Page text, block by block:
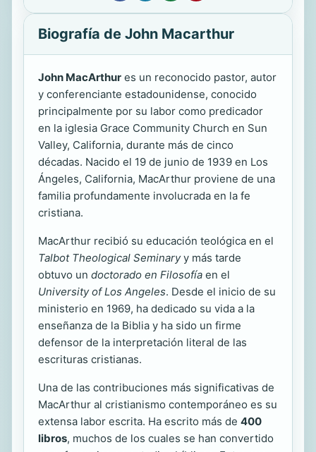
Biografía de John Macarthur
John MacArthur es un reconocido pastor, autor
y conferenciante estadounidense, conocido
principalmente por su labor como predicador
en la iglesia Grace Community Church en Sun
Valley, California, durante más de cinco
décadas. Nacido el 19 de junio de 1939 en Los
Ángeles, California, MacArthur proviene de una
familia profundamente involucrada en la fe
cristiana.
MacArthur recibió su educación teológica en el
Talbot Theological Seminaryy más tarde
obtuvo un doctorado en Filosofía en el
University of Los Angeles. Desde el inicio de su
ministerio en 1969, ha dedicado su vida a la
enseñanza de la Biblia y ha sido un firme
defensor de la interpretación literal de las
escrituras cristianas.
Una de las contribuciones más significativas de
MacArthur al cristianismo contemporáneo es su
extensa labor escrita. Ha escrito más de 400
libros, muchos de los cuales se han convertido